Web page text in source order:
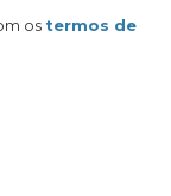
os termos de